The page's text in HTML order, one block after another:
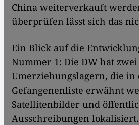
China weiterverkauft
überprüfen lässt sich das
Ein Blick auf die
Nummer 1: Die DW hat
Umerziehungslagern, die in
Gefangenenliste erwähnt
Satellitenbilder und
Ausschreibungen lokalisiert.